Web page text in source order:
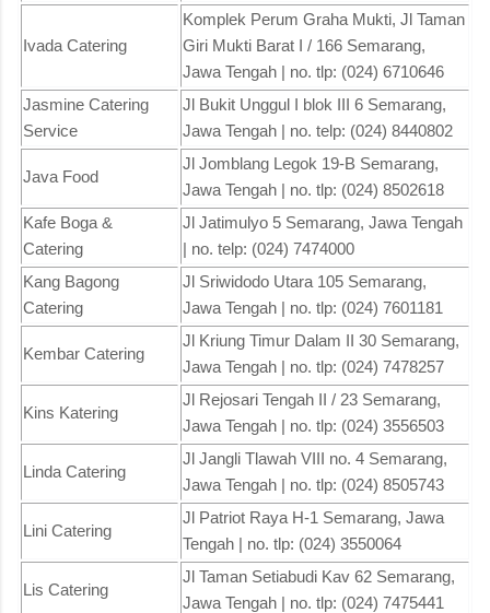
Ivada Catering
Komplek Perum Graha Mukti, Jl Taman
Giri Mukti Barat I / 166 Semarang,
Jawa Tengah | no. tlp: (024) 6710646
Jasmine Catering
Service
Jl Bukit Unggul I blok III 6 Semarang,
Jawa Tengah | no. telp: (024) 8440802
Java Food
Jl Jomblang Legok 19-B Semarang,
Jawa Tengah | no. tlp: (024) 8502618
Kafe Boga &
Catering
Jl Jatimulyo 5 Semarang, Jawa Tengah
| no. telp: (024) 7474000
Kang Bagong
Catering
Jl Sriwidodo Utara 105 Semarang,
Jawa Tengah | no. tlp: (024) 7601181
Kembar Catering
Jl Kriung Timur Dalam II 30 Semarang,
Jawa Tengah | no. tlp: (024) 7478257
Kins Katering
Jl Rejosari Tengah II / 23 Semarang,
Jawa Tengah | no. tlp: (024) 3556503
Linda Catering
Jl Jangli Tlawah VIII no. 4 Semarang,
Jawa Tengah | no. tlp: (024) 8505743
Lini Catering
Jl Patriot Raya H-1 Semarang, Jawa
Tengah | no. tlp: (024) 3550064
Lis Catering
Jl Taman Setiabudi Kav 62 Semarang,
Jawa Tengah | no. tlp: (024) 7475441